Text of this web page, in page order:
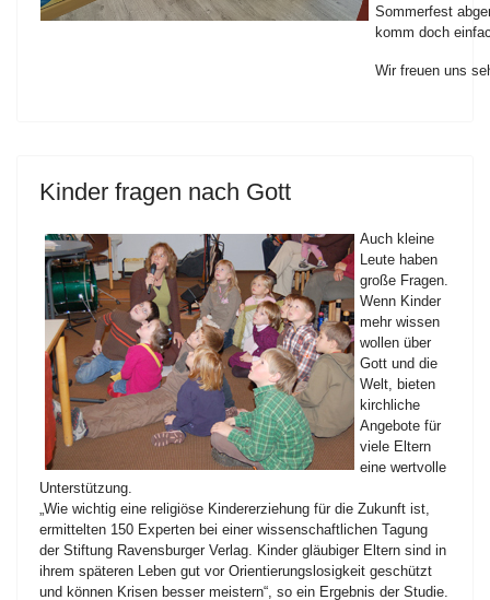
Sommerfest
komm doch
Wir freuen uns
Kinder fragen nach Gott
Auch kleine
Leute haben
große Fragen.
Wenn Kinder
mehr wissen
wollen über
Gott und die
Welt, bieten
kirchliche
Angebote für
viele Eltern
eine wertvolle
Unterstützung.
„Wie wichtig eine religiöse Kindererziehung für die Zukunft ist,
ermittelten 150 Experten bei einer wissenschaftlichen Tagung
der Stiftung Ravensburger Verlag. Kinder gläubiger Eltern sind in
ihrem späteren Leben gut vor Orientierungslosigkeit geschützt
und können Krisen besser meistern“, so ein Ergebnis der Studie.